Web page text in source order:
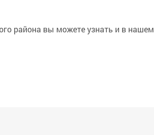
района вы можете узнать и в нашем